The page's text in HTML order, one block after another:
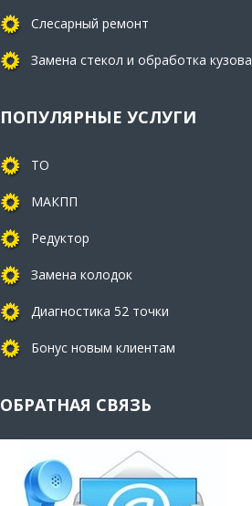
Слесарный ремонт
Замена стекол и обработка кузова
ПОПУЛЯРНЫЕ УСЛУГИ
ТО
МАКПП
Редуктор
Замена колодок
Диагностика 52 точки
Бонус новым клиентам
ОБРАТНАЯ СВЯЗЬ